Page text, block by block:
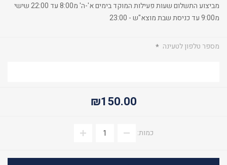
מביצוע התשלום שעות פעילות המוקד בימים א'-ה' מ8:00 עד 22:00 שישי
מ9:00 עד כניסת שבת מוצא"ש - 23:00
מספר טלפון לטעינה *
₪150.00
כמות: